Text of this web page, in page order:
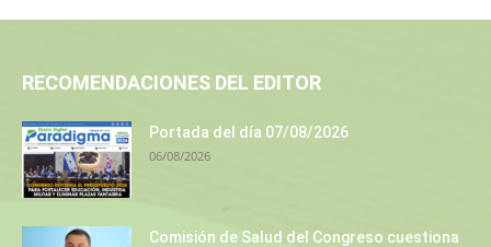
RECOMENDACIONES DEL EDITOR
Portada del día 07/08/2026
06/08/2026
Comisión de Salud del Congreso cuestiona